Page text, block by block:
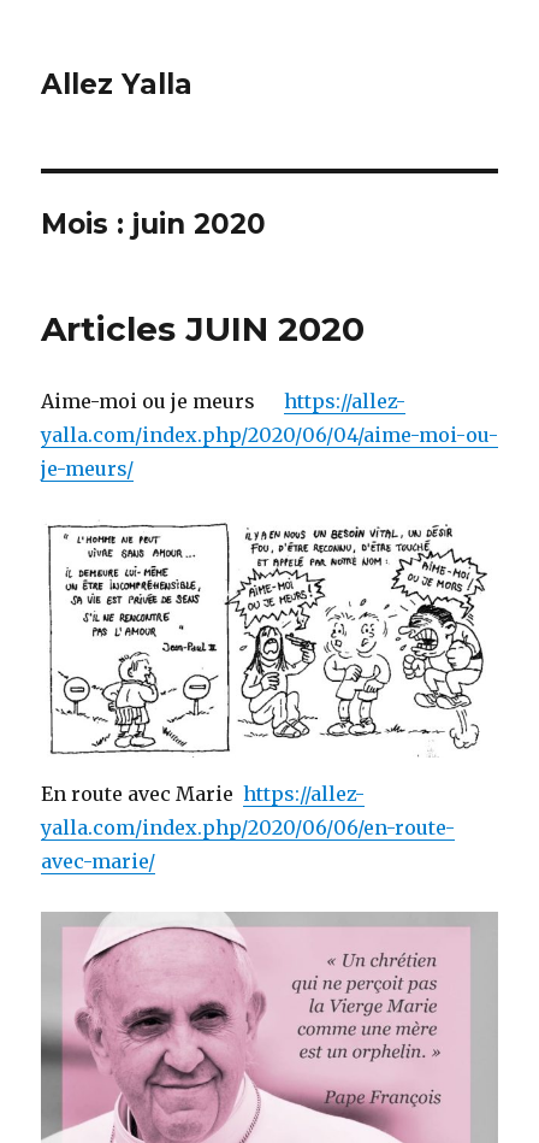
Allez Yalla
Mois : juin 2020
Articles JUIN 2020
Aime-moi ou je meurshttps://allez-
yalla.com/index.php/2020/06/04/aime-moi-ou-
je-meurs/
En route avec Mariehttps://allez-
yalla.com/index.php/2020/06/06/en-route-
avec-marie/